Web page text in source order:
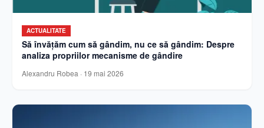
ACTUALITATE
Să învățăm cum să gândim, nu ce să gândim: Despre
analiza propriilor mecanisme de gândire
Alexandru Robea · 19 mai 2026